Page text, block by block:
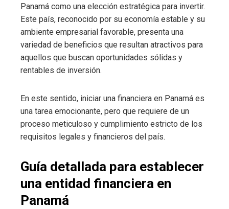
Panamá como una elección estratégica para invertir.
Este país, reconocido por su economía estable y su
ambiente empresarial favorable, presenta una
variedad de beneficios que resultan atractivos para
aquellos que buscan oportunidades sólidas y
rentables de inversión.
En este sentido, iniciar una financiera en Panamá es
una tarea emocionante, pero que requiere de un
proceso meticuloso y cumplimiento estricto de los
requisitos legales y financieros del país.
Guía detallada para establecer
una entidad financiera en
Panamá